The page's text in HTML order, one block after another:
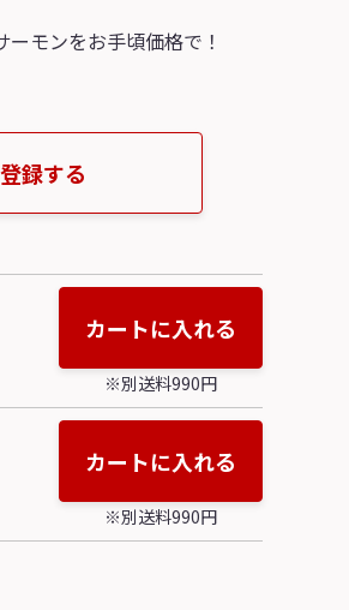
モンをお手頃価格で！
録する
カートに入れる
※別送料990円
カートに入れる
※別送料990円